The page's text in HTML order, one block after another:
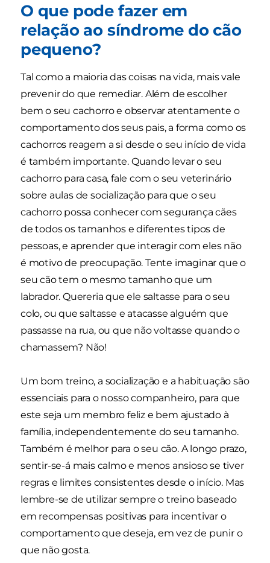
O que pode fazer em
relação ao síndrome do cão
pequeno?
Tal como a maioria das coisas na vida, mais vale
prevenir do que remediar. Além de escolher
bem o seu cachorro e observar atentamente o
comportamento dos seus pais, a forma como os
cachorros reagem a si desde o seu início de vida
é também importante. Quando levar o seu
cachorro para casa, fale com o seu veterinário
sobre aulas de socialização para que o seu
cachorro possa conhecer com segurança cães
de todos os tamanhos e diferentes tipos de
pessoas, e aprender que interagir com eles não
é motivo de preocupação. Tente imaginar que o
seu cão tem o mesmo tamanho que um
labrador. Quereria que ele saltasse para o seu
colo, ou que saltasse e atacasse alguém que
passasse na rua, ou que não voltasse quando o
chamassem? Não!
Um bom treino, a socialização e a habituação são
essenciais para o nosso companheiro, para que
este seja um membro feliz e bem ajustado à
família, independentemente do seu tamanho.
Também é melhor para o seu cão. A longo prazo,
sentir-se-á mais calmo e menos ansioso se tiver
regras e limites consistentes desde o início. Mas
lembre-se de utilizar sempre o treino baseado
em recompensas positivas para incentivar o
comportamento que deseja, em vez de punir o
que não gosta.